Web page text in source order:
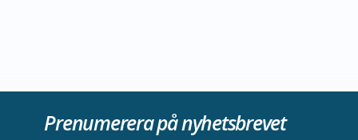
Prenumerera på nyhetsbrevet